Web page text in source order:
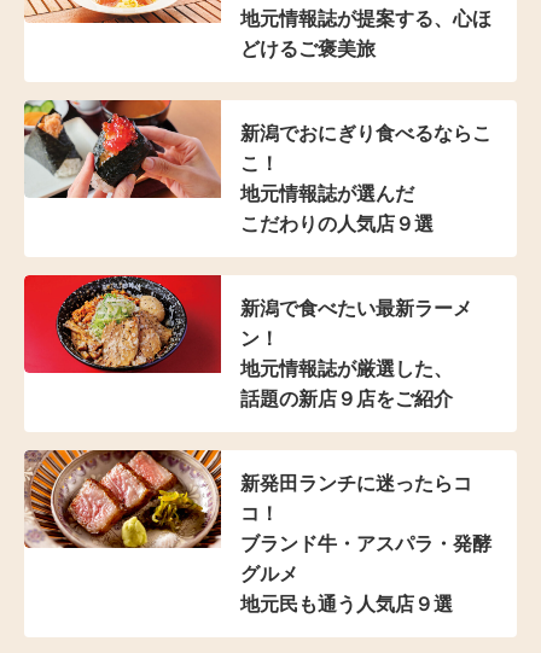
地元情報誌が提案する、心ほ
どけるご褒美旅
新潟でおにぎり食べるならこ
こ！
地元情報誌が選んだ
こだわりの人気店９選
新潟で食べたい最新ラーメ
ン！
地元情報誌が厳選した、
話題の新店９店をご紹介
新発田ランチに迷ったらコ
コ！
ブランド牛・アスパラ ・発酵
グルメ
地元民も通う人気店９選